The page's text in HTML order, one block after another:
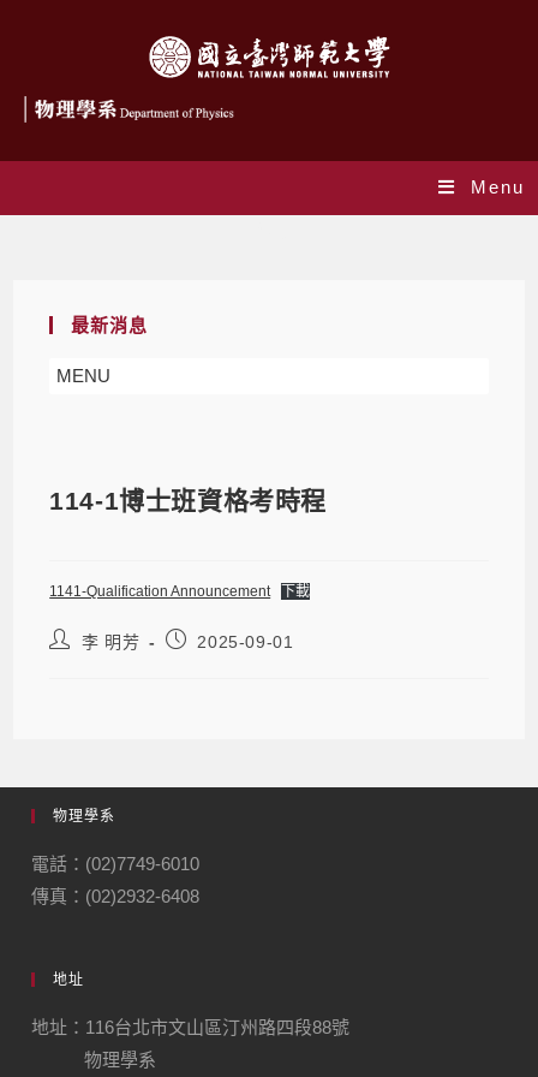
Menu
最新消息
MENU
114-1博士班資格考時程
1141-Qualification Announcement 下載
李 明芳 2025-09-01
物理學系
電話：(02)7749-6010
傳真：(02)2932-6408
地址
地址：116台北市文山區汀州路四段88號
物理學系